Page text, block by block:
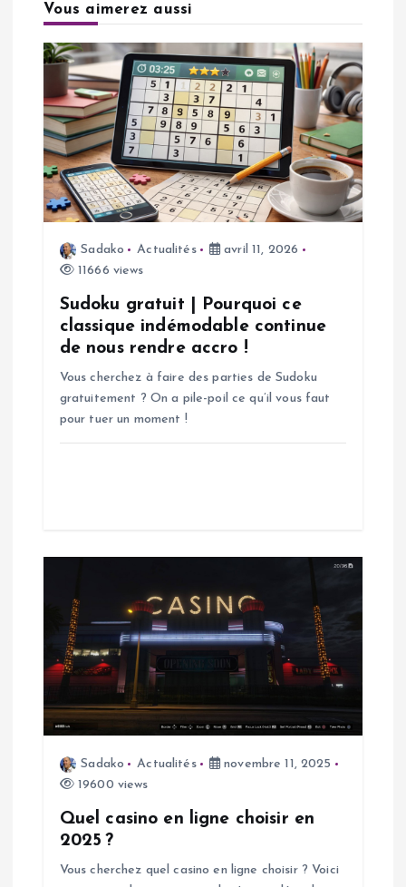
o
n
d
e
Vous aimerez aussi
Sadako Actualités
avril 11, 2026
11666 views
Sudoku gratuit | Pourquoi ce
classique indémodable continue
de nous rendre accro !
Vous cherchez à faire des parties de Sudoku
gratuitement ? On a pile-poil ce qu’il vous faut
pour tuer un moment !
Sadako Actualités
novembre 11, 2025
19600 views
Quel casino en ligne choisir en
2025 ?
Vous cherchez quel casino en ligne choisir ? Voici